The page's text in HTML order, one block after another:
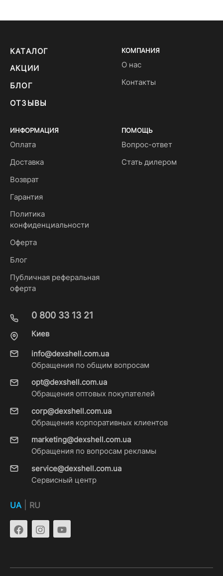
КАТАЛОГ
АКЦИИ
БЛОГ
ОТЗЫВЫ
КОМПАНИЯ
О нас
Контакты
ИНФОРМАЦИЯ
Оплата
Доставка
Возврат
Гарантия
Политика
конфиденциальности
Оферта
Блог
Публичная реферальная
оферта
ПОМОЩЬ
Вопрос-ответ
Стать дилером
0 800 33 13 21
Киев
info@dexshell.com.ua
Обращения по общим вопросам
opt@dexshell.com.ua
Обращения оптовых покупателей
corp@dexshell.com.ua
Обращения корпоративных клиентов
marketing@dexshell.com.ua
Обращения по вопросам рекламы
service@dexshell.com.ua
Сервисный центр
UA RU